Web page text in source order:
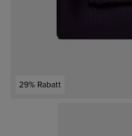
29% Rabatt